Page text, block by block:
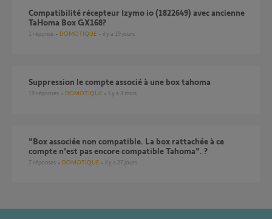
Compatibilité récepteur Izymo io (1822649) avec ancienne
TaHoma Box GX168?
1 réponse DOMOTIQUE il y a 19 jours
suppression le compte associé à une box tahoma
19 réponses DOMOTIQUE il y a 3 mois
"Box associée non compatible. La box rattachée à ce
compte n'est pas encore compatible Tahoma". ?
7 réponses DOMOTIQUE il y a 27 jours